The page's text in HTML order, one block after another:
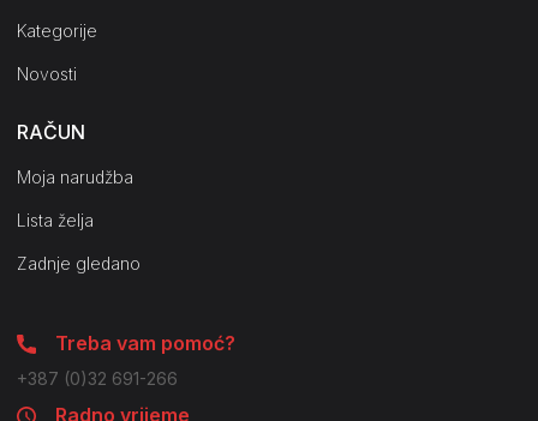
Kategorije
Novosti
RAČUN
Moja narudžba
Lista želja
Zadnje gledano
Treba vam pomoć?
+387 (0)32 691-266
Radno vrijeme